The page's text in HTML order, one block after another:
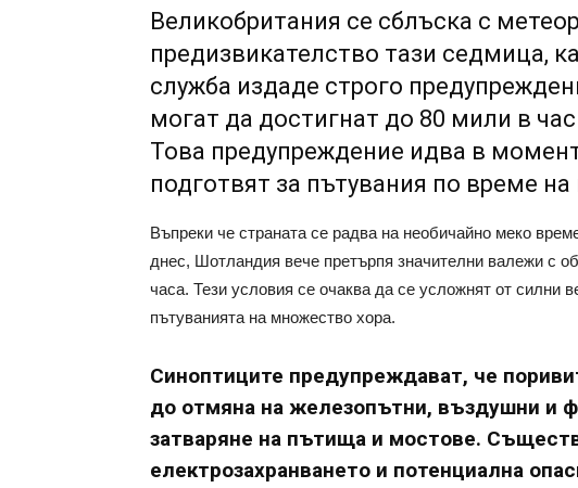
Великобритания се сблъска с
предизвикателство тази седмица,
служба издаде строго
могат да достигнат до 80 мили в
Това предупреждение идва в
подготвят за пътувания по време
Въпреки че страната се радва на необичайно меко
днес, Шотландия вече претърпя значителни валежи с
часа. Тези условия се очаква да се усложнят от силни
пътуванията на множество хора.
Синоптиците предупреждават, че
до отмяна на железопътни, въздушни и
затваряне на пътища и мостове.
електрозахранването и потенциална